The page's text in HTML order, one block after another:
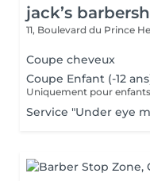
jack’s
11, Boulevard du Prince
Coupe cheveux
Coupe Enfant (-12
Uniquement pour enfants
Service "Under eye